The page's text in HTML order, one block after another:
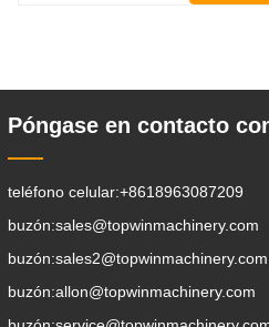
zanjas, la
Póngase en contacto
teléfono celular:+8618963087209
buzón:sales@topwinmachinery.com
buzón:sales2@topwinmachinery.com
buzón:allon@topwinmachinery.com